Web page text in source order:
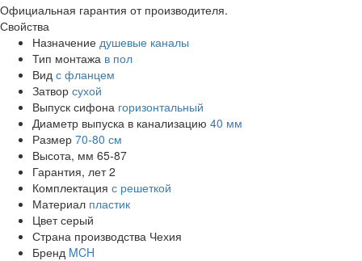
Официальная гарантия от производителя.
Свойства
Назначение душевые каналы
Тип монтажа в пол
Вид с фланцем
Затвор сухой
Выпуск сифона горизонтальный
Диаметр выпуска в канализацию 40 мм
Размер 70-80 см
Высота, мм 65-87
Гарантия, лет 2
Комплектация с решеткой
Материал пластик
Цвет серый
Страна производства Чехия
Бренд MCH